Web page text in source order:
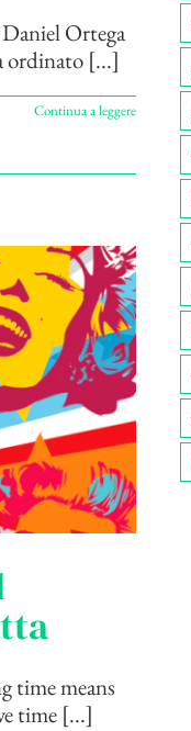
Ortega
ordinato [...]
Continua a leggere
time means
time [...]